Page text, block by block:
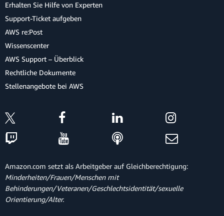
Erhalten Sie Hilfe von Experten
Support-Ticket aufgeben
AWS re:Post
Wissenscenter
AWS Support – Überblick
Rechtliche Dokumente
Stellenangebote bei AWS
Amazon.com setzt als Arbeitgeber auf Gleichberechtigung:
Minderheiten/Frauen/Menschen mit
Behinderungen/Veteranen/Geschlechtsidentität/sexuelle
Orientierung/Alter.